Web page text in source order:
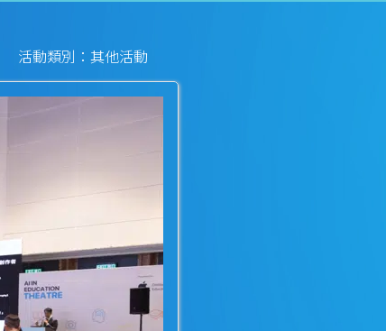
活動類別：其他活動